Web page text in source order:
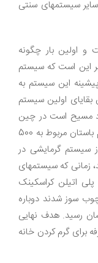
سیستمهای سنتی
اولین بار چگونه
این است که سیستم
این سیستم به
بقایای اولین سیستم
قبل از میلاد مسیح است در چین
وکره یافته اند. در فرهنگ مردمان یونان و روم باستان مربوط به 500
سیستم گرمایشی در
زمانی که سیستمهای
اتیلن کراسکینک
سوز شدند دوباره
رسید. هدف نهایی
گرم کردن خانه